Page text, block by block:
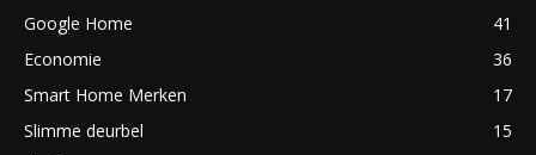
Google Home
41
Economie
36
Smart Home Merken
17
Slimme deurbel
15